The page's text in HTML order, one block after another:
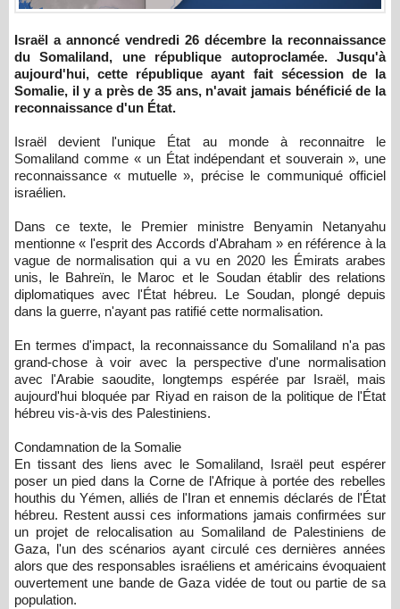
Israël a annoncé vendredi 26 décembre la reconnaissance
du Somaliland, une république autoproclamée. Jusqu'à
aujourd'hui, cette république ayant fait sécession de la
Somalie, il y a près de 35 ans, n'avait jamais bénéficié de la
reconnaissance d'un État.
Israël devient l'unique État au monde à reconnaitre le
Somaliland comme « un État indépendant et souverain », une
reconnaissance « mutuelle », précise le communiqué officiel
israélien.
Dans ce texte, le Premier ministre Benyamin Netanyahu
mentionne « l'esprit des Accords d'Abraham » en référence à la
vague de normalisation qui a vu en 2020 les Émirats arabes
unis, le Bahreïn, le Maroc et le Soudan établir des relations
diplomatiques avec l'État hébreu. Le Soudan, plongé depuis
dans la guerre, n'ayant pas ratifié cette normalisation.
En termes d'impact, la reconnaissance du Somaliland n'a pas
grand-chose à voir avec la perspective d'une normalisation
avec l'Arabie saoudite, longtemps espérée par Israël, mais
aujourd'hui bloquée par Riyad en raison de la politique de l'État
hébreu vis-à-vis des Palestiniens.
Condamnation de la Somalie
En tissant des liens avec le Somaliland, Israël peut espérer
poser un pied dans la Corne de l'Afrique à portée des rebelles
houthis du Yémen, alliés de l'Iran et ennemis déclarés de l'État
hébreu. Restent aussi ces informations jamais confirmées sur
un projet de relocalisation au Somaliland de Palestiniens de
Gaza, l'un des scénarios ayant circulé ces dernières années
alors que des responsables israéliens et américains évoquaient
ouvertement une bande de Gaza vidée de tout ou partie de sa
population.